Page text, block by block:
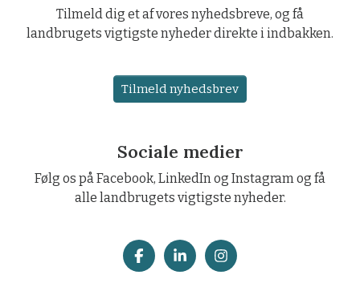
Tilmeld dig et af vores nyhedsbreve, og få
landbrugets vigtigste nyheder direkte i indbakken.
Tilmeld nyhedsbrev
Sociale medier
Følg os på Facebook, LinkedIn og Instagram og få
alle landbrugets vigtigste nyheder.